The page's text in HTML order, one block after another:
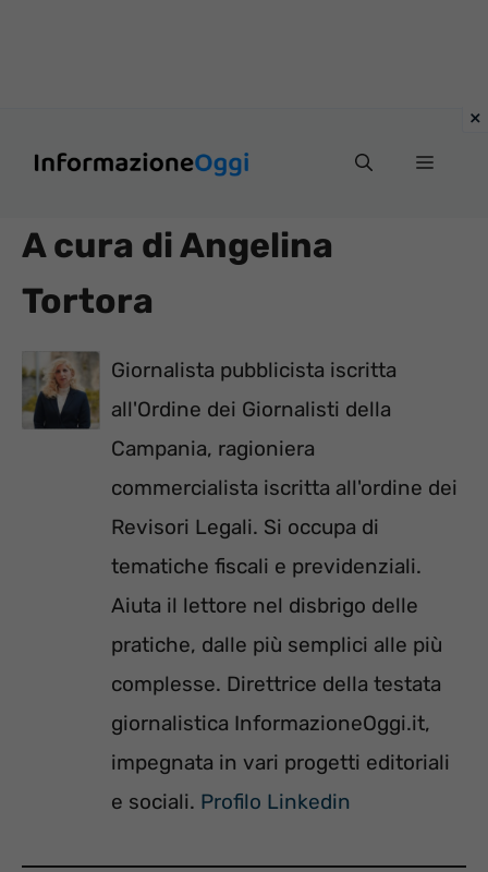
Menu
A cura di Angelina
Tortora
Giornalista pubblicista iscritta
all'Ordine dei Giornalisti della
Campania, ragioniera
commercialista iscritta all'ordine dei
Revisori Legali. Si occupa di
tematiche fiscali e previdenziali.
Aiuta il lettore nel disbrigo delle
pratiche, dalle più semplici alle più
complesse. Direttrice della testata
giornalistica InformazioneOggi.it,
impegnata in vari progetti editoriali
e sociali. Profilo Linkedin